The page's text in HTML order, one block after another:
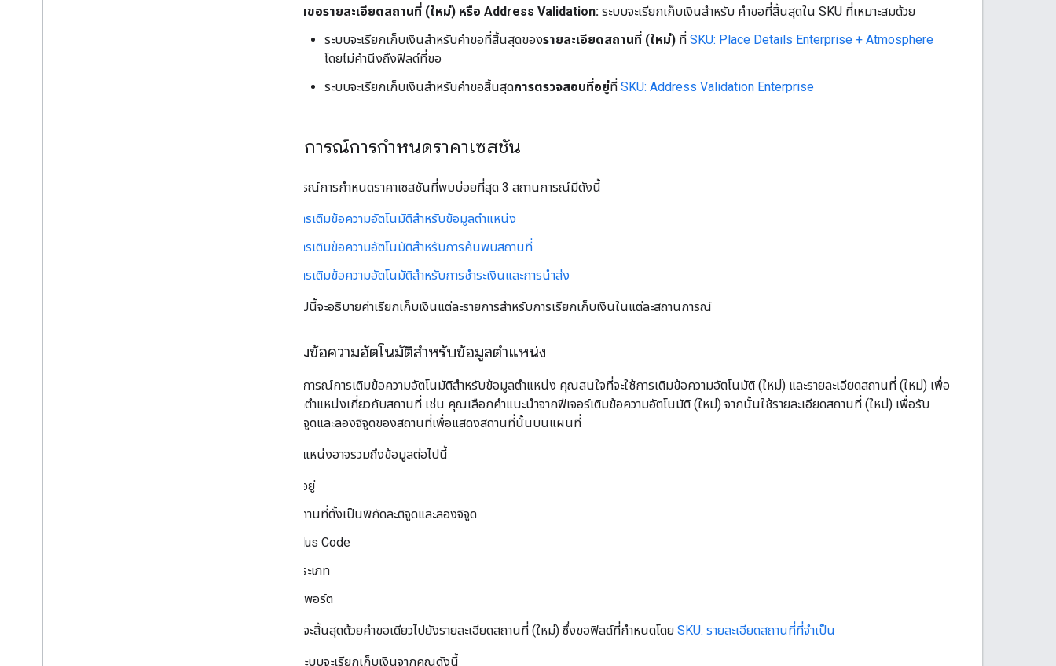
คำขอรายละเอียดสถานที่ (ใหม่) หรือ Address Validation: ระบบจะเรียกเก็บเงินสำหรับ คำขอที่สิ้นสุดใน SKU ที่เหมาะสมด้วย
ระบบจะเรียกเก็บเงินสำหรับคำขอที่สิ้นสุดของรายละเอียดสถานที่ (ใหม่) ที่ SKU: Place Details Enterprise + Atmosphere
โดยไม่คำนึงถึงฟิลด์ที่ขอ
ระบบจะเรียกเก็บเงินสำหรับคำขอสิ้นสุดการตรวจสอบที่อยู่ที่ SKU: Address Validation Enterprise
สถานการณ์การกำหนดราคาเซสชัน
สถานการณ์การกำหนดราคาเซสชันที่พบบ่อยที่สุด 3 สถานการณ์มีดังนี้
การเติมข้อความอัตโนมัติสำหรับข้อมูลตำแหน่ง
การเติมข้อความอัตโนมัติสำหรับการค้นพบสถานที่
การเติมข้อความอัตโนมัติสำหรับการชำระเงินและการนำส่ง
ส่วนต่อไปนี้จะอธิบายค่าเรียกเก็บเงินแต่ละรายการสำหรับการเรียกเก็บเงินในแต่ละสถานการณ์
การเติมข้อความอัตโนมัติสำหรับข้อมูลตำแหน่ง
ในสถานการณ์การเติมข้อความอัตโนมัติสำหรับข้อมูลตำแหน่ง คุณสนใจที่จะใช้การเติมข้อความอัตโนมัติ (ใหม่) และรายละเอียดสถานที่ (ใหม่) เพื่อ
รับข้อมูลตำแหน่งเกี่ยวกับสถานที่ เช่น คุณเลือกคำแนะนำจากฟีเจอร์เติมข้อความอัตโนมัติ (ใหม่) จากนั้นใช้รายละเอียดสถานที่ (ใหม่) เพื่อรับ
พิกัดละติจูดและลองจิจูดของสถานที่เพื่อแสดงสถานที่นั้นบนแผนที่
ข้อมูลตำแหน่งอาจรวมถึงข้อมูลต่อไปนี้
ที่อยู่
สถานที่ตั้งเป็นพิกัดละติจูดและลองจิจูด
Plus Code
ประเภท
วิวพอร์ต
เซสชันนี้จะสิ้นสุดด้วยคำขอเดียวไปยังรายละเอียดสถานที่ (ใหม่) ซึ่งขอฟิลด์ที่กำหนดโดย SKU: รายละเอียดสถานที่ที่จำเป็น
จากนั้นระบบจะเรียกเก็บเงินจากคุณดังนี้